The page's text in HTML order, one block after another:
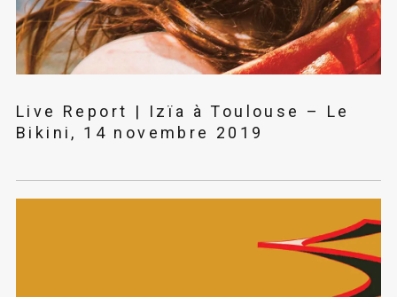
Live Report | Izïa à Toulouse – Le
Bikini, 14 novembre 2019